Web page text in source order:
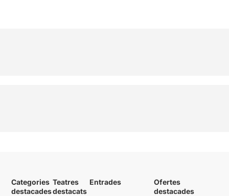
Categories
destacades
Teatres
destacats
Entrades
Ofertes
destacades